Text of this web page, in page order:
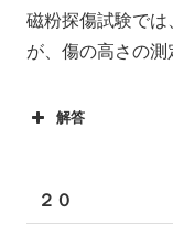
磁粉探傷試験では
が、傷の高さの測
解答
２０